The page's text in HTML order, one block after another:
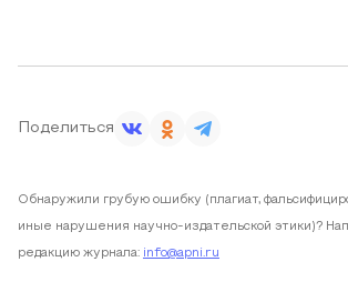
Поделиться
Обнаружили грубую ошибку (плагиат,
иные нарушения научно-издательской этики)?
редакцию журнала: info@apni.ru